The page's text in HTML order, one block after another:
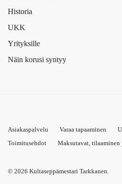
Historia
UKK
Yrityksille
Näin korusi syntyy
Asiakaspalvelu Varaa tapaaminen
Toimitusehdot
Maksutavat, tilaaminen
© 2026 Kultaseppämestari Tarkkanen